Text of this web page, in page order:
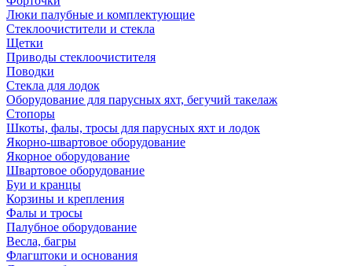
Люки палубные и комплектующие
Стеклоочистители и стекла
Щетки
Приводы стеклоочистителя
Поводки
Стекла для лодок
Оборудование для парусных яхт, бегучий такелаж
Стопоры
Шкоты, фалы, тросы для парусных яхт и лодок
Якорно-швартовое оборудование
Якорное оборудование
Швартовое оборудование
Буи и кранцы
Корзины и крепления
Фалы и тросы
Палубное оборудование
Весла, багры
Флагштоки и основания